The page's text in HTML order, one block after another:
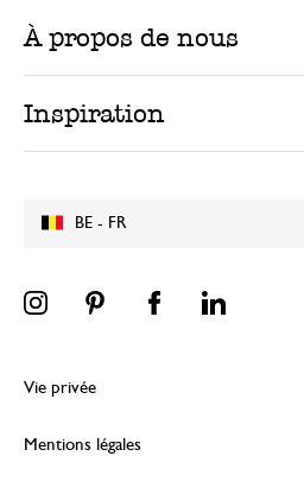
BE - FR
À propos de nous
Inspiration
Vie privée
Mentions légales